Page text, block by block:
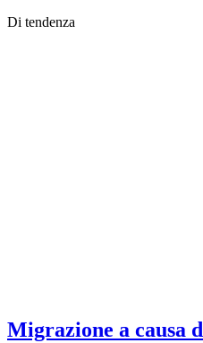
Di tendenza
Migrazione a causa